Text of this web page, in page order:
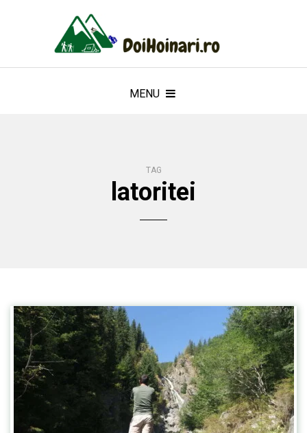
MENU
TAG
latoritei